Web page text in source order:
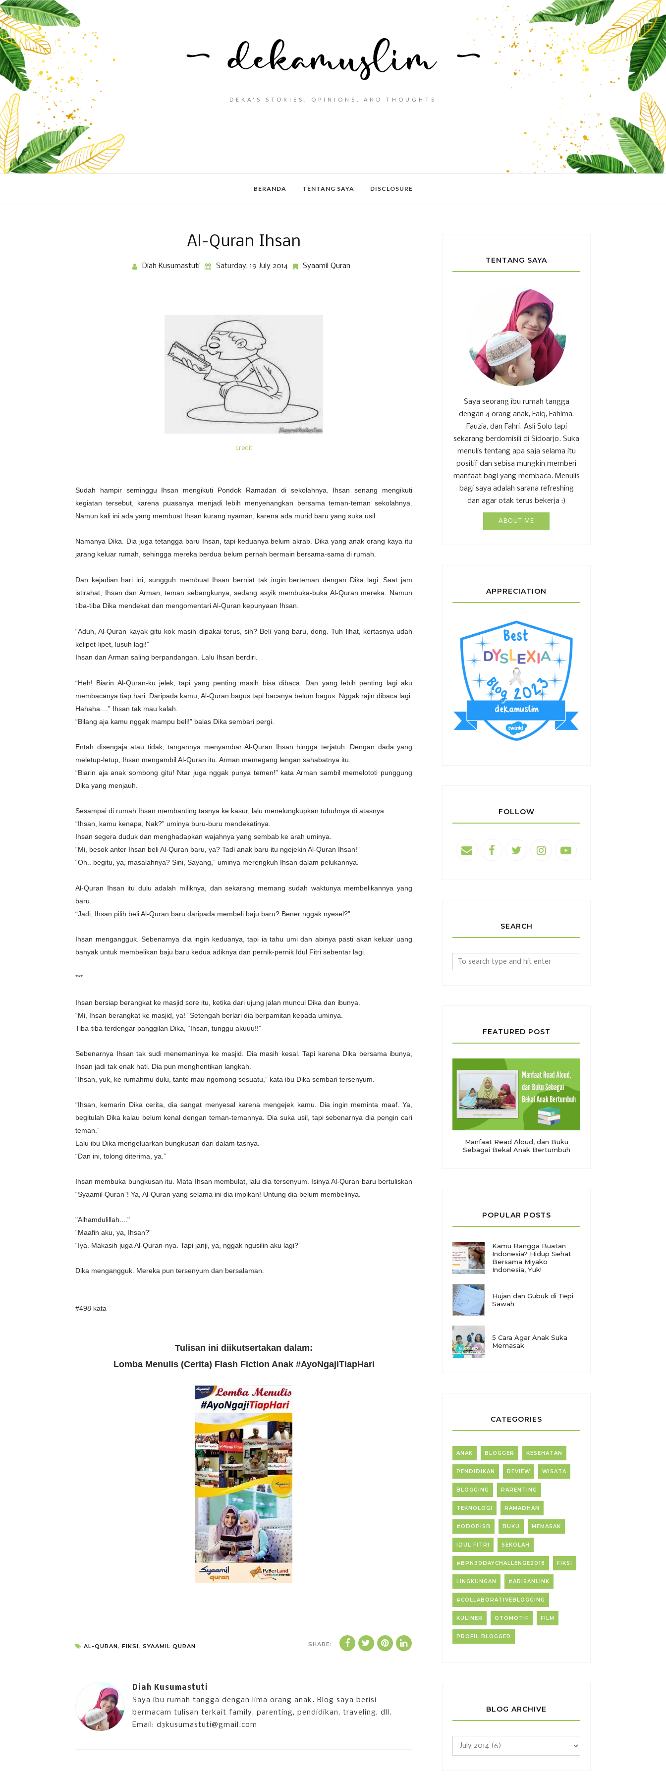
DEKA'S STORIES, OPINIONS, AND THOUGHTS
BERANDA TENTANG SAYA DISCLOSURE
Al-Quran Ihsan
Diah Kusumastuti Saturday, 19 July 2014 Syaamil Quran
credit
Sudah hampir seminggu Ihsan mengikuti Pondok Ramadan di sekolahnya. Ihsan senang mengikuti
kegiatan tersebut, karena puasanya menjadi lebih menyenangkan bersama teman-teman sekolahnya.
Namun kali ini ada yang membuat Ihsan kurang nyaman, karena ada murid baru yang suka usil.
Namanya Dika. Dia juga tetangga baru Ihsan, tapi keduanya belum akrab. Dika yang anak orang kaya itu
jarang keluar rumah, sehingga mereka berdua belum pernah bermain bersama-sama di rumah.
Dan kejadian hari ini, sungguh membuat Ihsan berniat tak ingin berteman dengan Dika lagi. Saat jam
istirahat, Ihsan dan Arman, teman sebangkunya, sedang asyik membuka-buka Al-Quran mereka. Namun
tiba-tiba Dika mendekat dan mengomentari Al-Quran kepunyaan Ihsan.
“Aduh, Al-Quran kayak gitu kok masih dipakai terus, sih? Beli yang baru, dong. Tuh lihat, kertasnya udah
kelipet-lipet, lusuh lagi!”
Ihsan dan Arman saling berpandangan. Lalu Ihsan berdiri.
“Heh! Biarin Al-Quran-ku jelek, tapi yang penting masih bisa dibaca. Dan yang lebih penting lagi aku
membacanya tiap hari. Daripada kamu, Al-Quran bagus tapi bacanya belum bagus. Nggak rajin dibaca lagi.
Hahaha....” Ihsan tak mau kalah.
“Bilang aja kamu nggak mampu beli!” balas Dika sembari pergi.
Entah disengaja atau tidak, tangannya menyambar Al-Quran Ihsan hingga terjatuh. Dengan dada yang
meletup-letup, Ihsan mengambil Al-Quran itu. Arman memegang lengan sahabatnya itu.
“Biarin aja anak sombong gitu! Ntar juga nggak punya temen!” kata Arman sambil memelototi punggung
Dika yang menjauh.
Sesampai di rumah Ihsan membanting tasnya ke kasur, lalu menelungkupkan tubuhnya di atasnya.
“Ihsan, kamu kenapa, Nak?” uminya buru-buru mendekatinya.
Ihsan segera duduk dan menghadapkan wajahnya yang sembab ke arah uminya.
“Mi, besok anter Ihsan beli Al-Quran baru, ya? Tadi anak baru itu ngejekin Al-Quran Ihsan!”
“Oh.. begitu, ya, masalahnya? Sini, Sayang,” uminya merengkuh Ihsan dalam pelukannya.
Al-Quran Ihsan itu dulu adalah miliknya, dan sekarang memang sudah waktunya membelikannya yang
baru.
“Jadi, Ihsan pilih beli Al-Quran baru daripada membeli baju baru? Bener nggak nyesel?”
Ihsan mengangguk. Sebenarnya dia ingin keduanya, tapi ia tahu umi dan abinya pasti akan keluar uang
banyak untuk membelikan baju baru kedua adiknya dan pernik-pernik Idul Fitri sebentar lagi.
***
Ihsan bersiap berangkat ke masjid sore itu, ketika dari ujung jalan muncul Dika dan ibunya.
“Mi, Ihsan berangkat ke masjid, ya!” Setengah berlari dia berpamitan kepada uminya.
Tiba-tiba terdengar panggilan Dika, “Ihsan, tunggu akuuu!!”
Sebenarnya Ihsan tak sudi menemaninya ke masjid. Dia masih kesal. Tapi karena Dika bersama ibunya,
Ihsan jadi tak enak hati. Dia pun menghentikan langkah.
“Ihsan, yuk, ke rumahmu dulu, tante mau ngomong sesuatu,” kata ibu Dika sembari tersenyum.
“Ihsan, kemarin Dika cerita, dia sangat menyesal karena mengejek kamu. Dia ingin meminta maaf. Ya,
begitulah Dika kalau belum kenal dengan teman-temannya. Dia suka usil, tapi sebenarnya dia pengin cari
teman.”
Lalu ibu Dika mengeluarkan bungkusan dari dalam tasnya.
“Dan ini, tolong diterima, ya.”
Ihsan membuka bungkusan itu. Mata Ihsan membulat, lalu dia tersenyum. Isinya Al-Quran baru bertuliskan
“Syaamil Quran”! Ya, Al-Quran yang selama ini dia impikan! Untung dia belum membelinya.
"Alhamdulillah...."
“Maafin aku, ya, Ihsan?”
“Iya. Makasih juga Al-Quran-nya. Tapi janji, ya, nggak ngusilin aku lagi?”
Dika mengangguk. Mereka pun tersenyum dan bersalaman.
#498 kata
Tulisan ini diikutsertakan dalam:
Lomba Menulis (Cerita) Flash Fiction Anak #AyoNgajiTiapHari
AL-QURAN, FIKSI, SYAAMIL QURAN SHARE:
Diah Kusumastuti
Saya ibu rumah tangga dengan lima orang anak. Blog saya berisi
bermacam tulisan terkait family, parenting, pendidikan, traveling, dll.
Email: d3kusumastuti@gmail.com
TENTANG SAYA
Saya seorang ibu rumah tangga
dengan 4 orang anak, Faiq, Fahima,
Fauzia, dan Fahri. Asli Solo tapi
sekarang berdomisili di Sidoarjo. Suka
menulis tentang apa saja selama itu
positif dan sebisa mungkin memberi
manfaat bagi yang membaca. Menulis
bagi saya adalah sarana refreshing
dan agar otak terus bekerja :)
ABOUT ME
APPRECIATION
FOLLOW
SEARCH
FEATURED POST
Manfaat Read Aloud, dan Buku
Sebagai Bekal Anak Bertumbuh
POPULAR POSTS
Kamu Bangga Buatan
Indonesia? Hidup Sehat
Bersama Miyako
Indonesia, Yuk!
Hujan dan Gubuk di Tepi
Sawah
5 Cara Agar Anak Suka
Memasak
CATEGORIES
ANAK BLOGGER KESEHATAN
PENDIDIKAN REVIEW WISATA
BLOGGING PARENTING
TEKNOLOGI RAMADHAN
#ODOPISB BUKU MEMASAK
IDUL FITRI SEKOLAH
#BPN30DAYCHALLENGE2018 FIKSI
LINGKUNGAN #ARISANLINK
#COLLABORATIVEBLOGGING
KULINER OTOMOTIF FILM
PROFIL BLOGGER
BLOG ARCHIVE